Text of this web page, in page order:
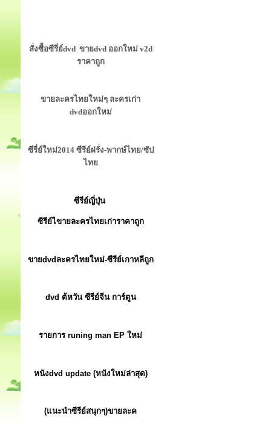
สั่งซื้อซีรี่ย์dvd ขายdvd ออกใหม่ v2d
ราคาถูก
ขายละครไทยใหม่ๆ ละครเก่า
dvdออกใหม่
ซีรี่ย์ใหม่2014 ซีรีย์ฝรั่ง-พากษ์ไทย/ซัป
ไทย
ซีรีย์ญี่ปุ่น
ซีรีย์ไขายละครไทยเก่าราคาถูก
ขายdvdละครไทยใหม่-ซีรีย์เกาหลีถูก
dvd ต้หวัน ซีรีย์จีน การ์ตูน
รายการ runing man EP ใหม่
หนังdvd update (หนังใหม่ล่าสุด)
(แนะนำซีรีย์สนุกๆ)ขายละค